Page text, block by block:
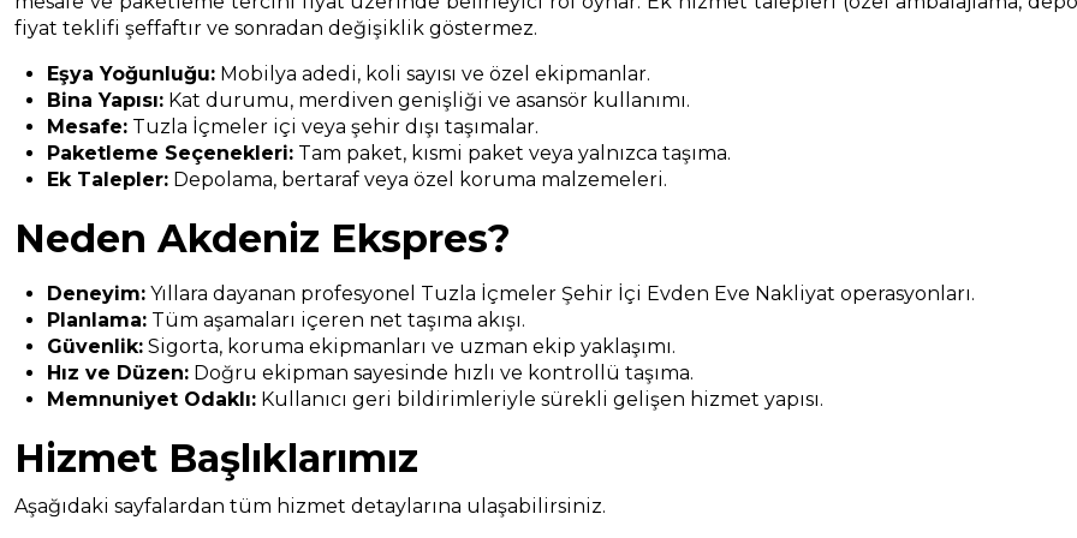
fiyat teklifi şeffaftır ve sonradan değişiklik göstermez.
Eşya Yoğunluğu: Mobilya adedi, koli sayısı ve özel ekipmanlar.
Bina Yapısı: Kat durumu, merdiven genişliği ve asansör kullanımı.
Mesafe: Tuzla İçmeler içi veya şehir dışı taşımalar.
Paketleme Seçenekleri: Tam paket, kısmi paket veya yalnızca taşıma.
Ek Talepler: Depolama, bertaraf veya özel koruma malzemeleri.
Neden Akdeniz Ekspres?
Deneyim: Yıllara dayanan profesyonel Tuzla İçmeler Şehir İçi Evden Eve Nakliyat operasyonları.
Planlama: Tüm aşamaları içeren net taşıma akışı.
Güvenlik: Sigorta, koruma ekipmanları ve uzman ekip yaklaşımı.
Hız ve Düzen: Doğru ekipman sayesinde hızlı ve kontrollü taşıma.
Memnuniyet Odaklı: Kullanıcı geri bildirimleriyle sürekli gelişen hizmet yapısı.
Hizmet Başlıklarımız
Aşağıdaki sayfalardan tüm hizmet detaylarına ulaşabilirsiniz.